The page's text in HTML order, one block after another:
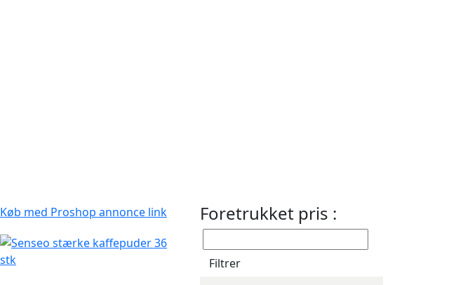
Køb med Proshop annonce link Foretrukket pris :